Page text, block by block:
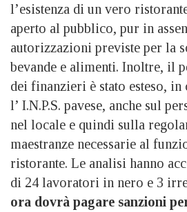
l’esistenza di un vero
aperto al pubblico, pur in
autorizzazioni previste per la
bevande e alimenti. Inoltre, il
dei finanzieri è stato esteso,
l’ I.N.P.S. pavese, anche sul
nel locale e quindi sulla
maestranze necessarie al
ristorante. Le analisi hanno
di 24 lavoratori in nero e 3
ora dovrà pagare sanzioni